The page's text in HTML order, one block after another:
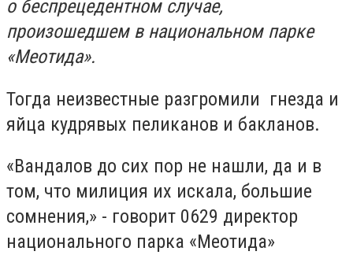
о беспрецедентном случае,
произошедшем в национальном парке
«Меотида».
Тогда неизвестные разгромили гнезда и
яйца кудрявых пеликанов и бакланов.
«Вандалов до сих пор не нашли, да и в
том, что милиция их искала, большие
сомнения,» - говорит 0629 директор
национального парка «Меотида»